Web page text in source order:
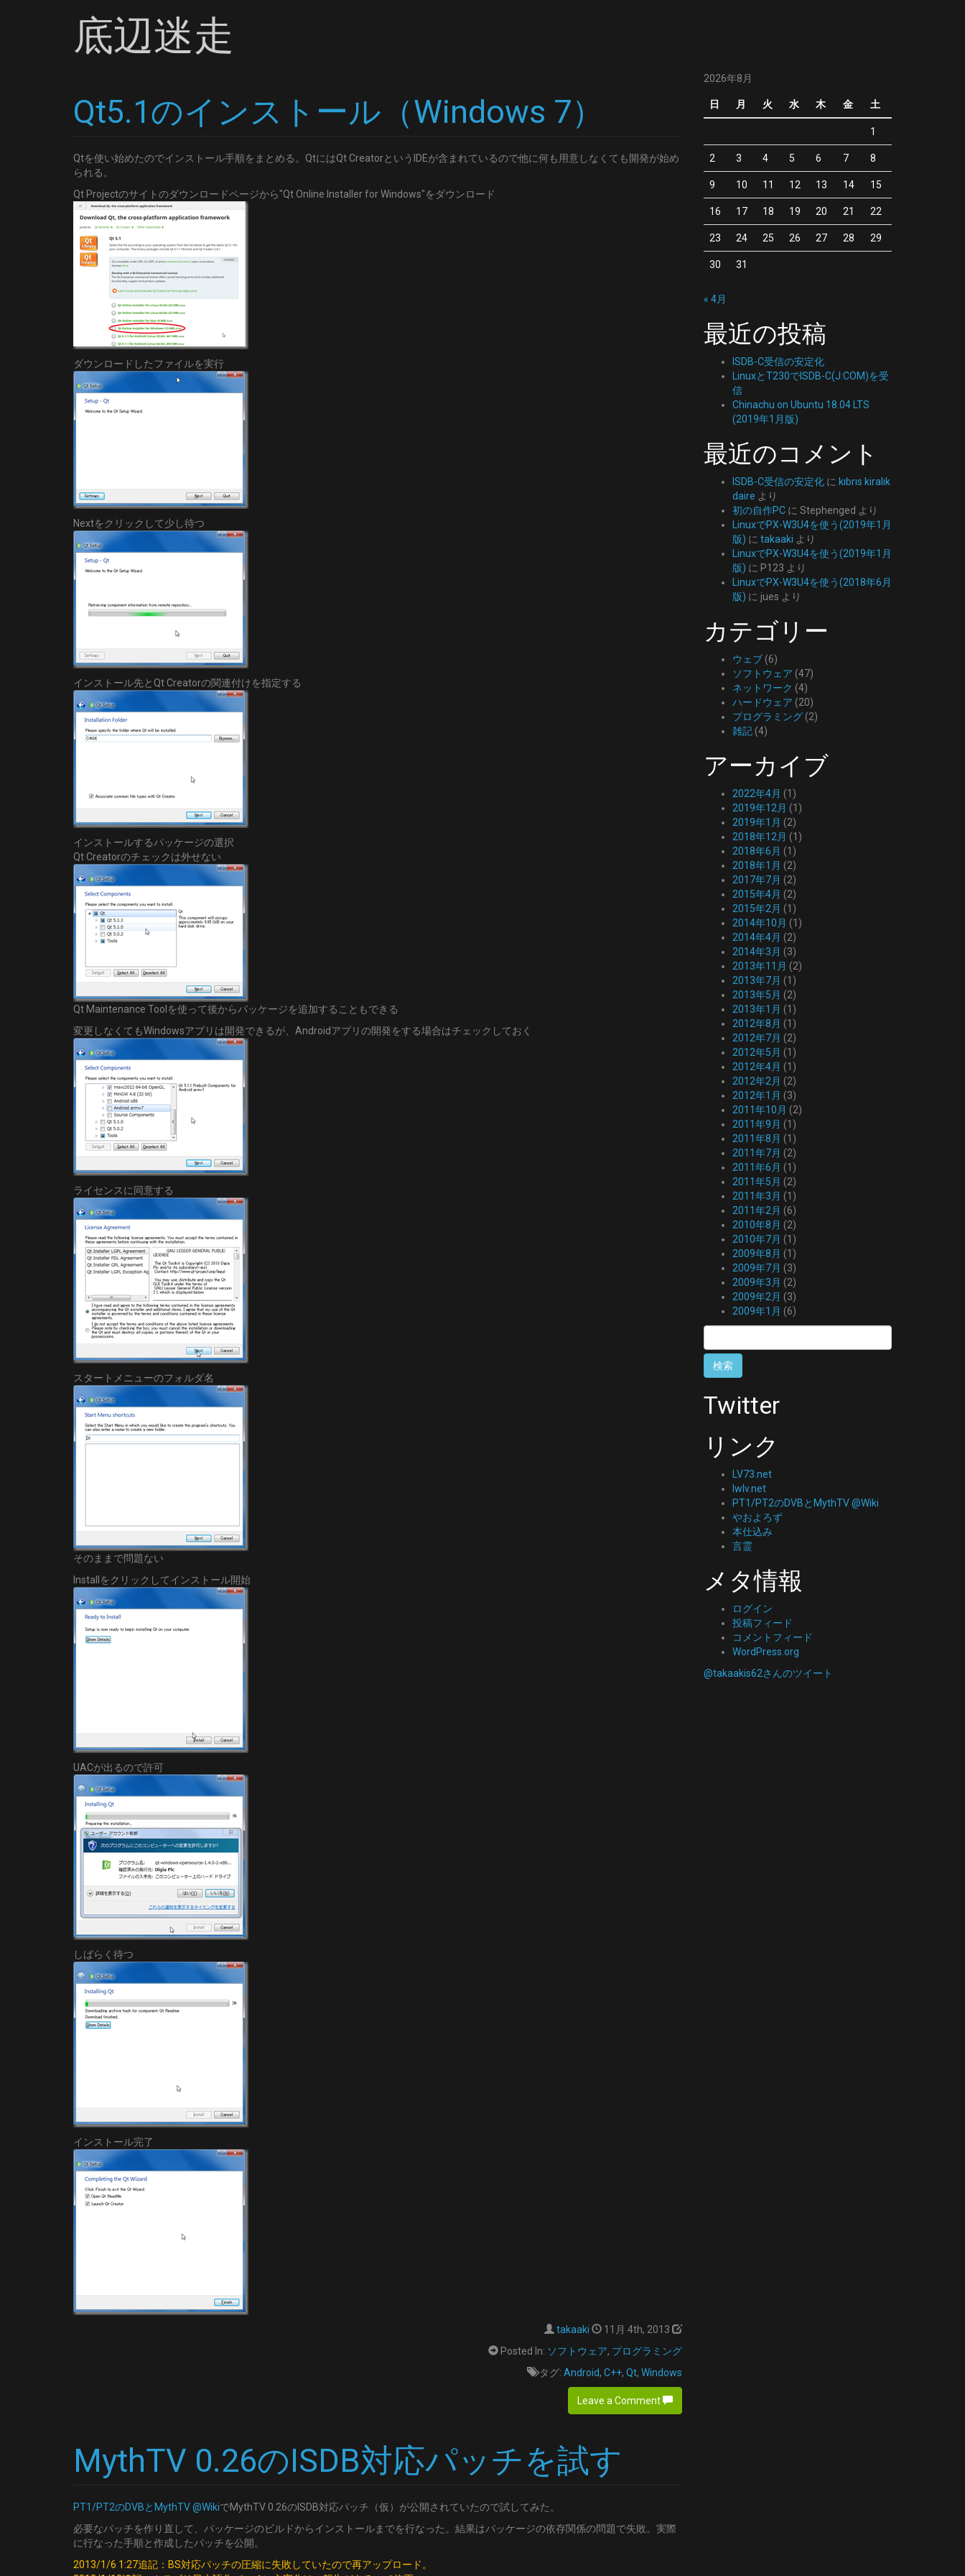
底辺迷走
Qt5.1のインストール（Windows 7）
Qtを使い始めたのでインストール手順をまとめる。QtにはQt CreatorというIDEが含まれているので他に何も用意しなくても開発が始め
られる。
Qt Projectのサイトのダウンロードページから"Qt Online Installer for Windows"をダウンロード
ダウンロードしたファイルを実行
Nextをクリックして少し待つ
インストール先とQt Creatorの関連付けを指定する
インストールするパッケージの選択
Qt Creatorのチェックは外せない
Qt Maintenance Toolを使って後からパッケージを追加することもできる
変更しなくてもWindowsアプリは開発できるが、Androidアプリの開発をする場合はチェックしておく
ライセンスに同意する
スタートメニューのフォルダ名
そのままで問題ない
Installをクリックしてインストール開始
UACが出るので許可
しばらく待つ
インストール完了
takaaki
11月 4th, 2013
Posted In: ソフトウェア, プログラミング
タグ: Android, C++, Qt, Windows
Leave a Comment
MythTV 0.26のISDB対応パッチを試す
PT1/PT2のDVBとMythTV @WikiでMythTV 0.26のISDB対応パッチ（仮）が公開されていたので試してみた。
必要なパッチを作り直して、パッケージのビルドからインストールまでを行なった。結果はパッケージの依存関係の問題で失敗。実際
に行なった手順と作成したパッチを公開。
2013/1/6 1:27追記：BS対応パッチの圧縮に失敗していたので再アップロード。
2026年8月
日 月 火 水 木 金 土
1
2 3 4 5 6 7 8
9 10 11 12 13 14 15
16 17 18 19 20 21 22
23 24 25 26 27 28 29
30 31
« 4月
最近の投稿
ISDB-C受信の安定化
LinuxとT230でISDB-C(J:COM)を受
信
Chinachu on Ubuntu 18.04 LTS
(2019年1月版)
最近のコメント
ISDB-C受信の安定化に kıbrıs kiralık
daire より
初の自作PCに Stephenged より
LinuxでPX-W3U4を使う(2019年1月
版) に takaaki より
LinuxでPX-W3U4を使う(2019年1月
版) に P123 より
LinuxでPX-W3U4を使う(2018年6月
版) に jues より
カテゴリー
ウェブ(6)
ソフトウェア (47)
ネットワーク (4)
ハードウェア (20)
プログラミング(2)
雑記(4)
アーカイブ
2022年4月 (1)
2019年12月 (1)
2019年1月 (2)
2018年12月 (1)
2018年6月 (1)
2018年1月 (2)
2017年7月 (2)
2015年4月 (2)
2015年2月 (1)
2014年10月 (1)
2014年4月 (2)
2014年3月 (3)
2013年11月 (2)
2013年7月 (1)
2013年5月 (2)
2013年1月 (1)
2012年8月 (1)
2012年7月 (2)
2012年5月 (1)
2012年4月 (1)
2012年2月 (2)
2012年1月 (3)
2011年10月 (2)
2011年9月 (1)
2011年8月 (1)
2011年7月 (2)
2011年6月 (1)
2011年5月 (2)
2011年3月 (1)
2011年2月 (6)
2010年8月 (2)
2010年7月 (1)
2009年8月 (1)
2009年7月 (3)
2009年3月 (2)
2009年2月 (3)
2009年1月 (6)
索:
Twitter
リンク
LV73.net
lwlv.net
PT1/PT2のDVBとMythTV @Wiki
やおよろず
本仕込み
言霊
メタ情報
ログイン
投稿フィード
コメントフィード
WordPress.org
@takaakis62さんのツイート